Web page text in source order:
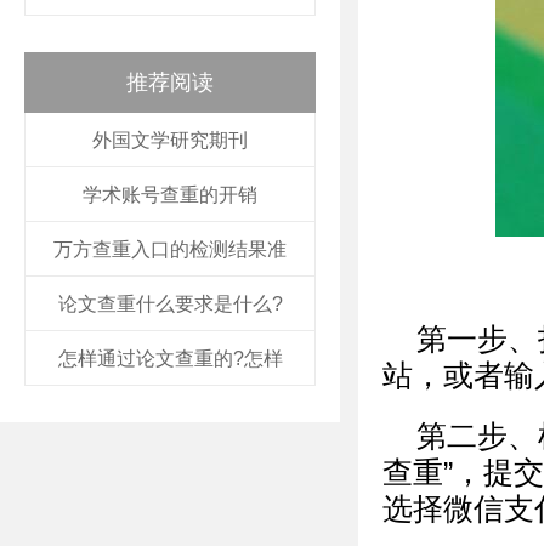
推荐阅读
外国文学研究期刊
学术账号查重的开销
万方查重入口的检测结果准
论文查重什么要求是什么?
怎样通过论文查重的?怎样
第一步
站，或者输
第二步
查重”，提
选择微信支